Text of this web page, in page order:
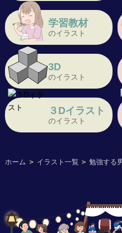
ホーム > イラスト一覧 > 勉強する
学習教材
のイラスト
3D
のイラスト
３Dイラスト
のイラスト